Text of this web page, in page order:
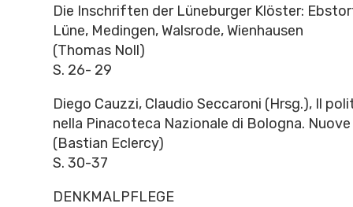
Die Inschriften der Lüneburger Klöster:
Lüne, Medingen, Walsrode, Wienhausen
(Thomas Noll)
S. 26- 29
Diego Cauzzi, Claudio Seccaroni (Hrsg.), Il
nella Pinacoteca Nazionale di Bologna.
(Bastian Eclercy)
S. 30-37
DENKMALPFLEGE